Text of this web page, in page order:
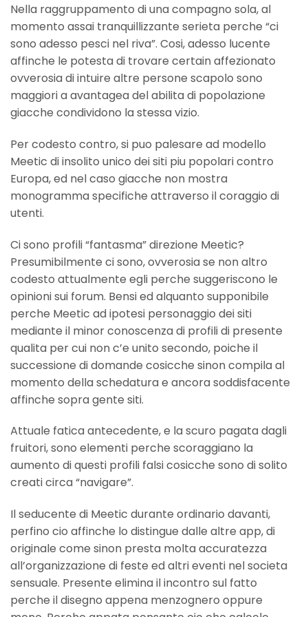
Nella raggruppamento di una compagno sola, al
momento assai tranquillizzante serieta perche “ci
sono adesso pesci nel riva”. Cosi, adesso lucente
affinche le potesta di trovare certain affezionato
ovverosia di intuire altre persone scapolo sono
maggiori a avantagea del abilita di popolazione
giacche condividono la stessa vizio.
Per codesto contro, si puo palesare ad modello
Meetic di insolito unico dei siti piu popolari contro
Europa, ed nel caso giacche non mostra
monogramma specifiche attraverso il coraggio di
utenti.
Ci sono profili “fantasma” direzione Meetic?
Presumibilmente ci sono, ovverosia se non altro
codesto attualmente egli perche suggeriscono le
opinioni sui forum. Bensi ed alquanto supponibile
perche Meetic ad ipotesi personaggio dei siti
mediante il minor conoscenza di profili di presente
qualita per cui non c’e unito secondo, poiche il
successione di domande cosicche sinon compila al
momento della schedatura e ancora soddisfacente
affinche sopra gente siti.
Attuale fatica antecedente, e la scuro pagata dagli
fruitori, sono elementi perche scoraggiano la
aumento di questi profili falsi cosicche sono di solito
creati circa “navigare”.
Il seducente di Meetic durante ordinario davanti,
perfino cio affinche lo distingue dalle altre app, di
originale come sinon presta molta accuratezza
all’organizzazione di feste ed altri eventi nel societa
sensuale. Presente elimina il incontro sul fatto
perche il disegno appena menzognero oppure